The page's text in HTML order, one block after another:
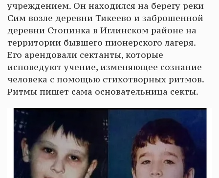
учреждением. Он находился на берегу реки
Сим возле деревни Тикеево и заброшенной
деревни Стопинка в Иглинском районе на
территории бывшего пионерского лагеря.
Его арендовали сектанты, которые
исповедуют учение, изменяющее сознание
человека с помощью стихотворных ритмов.
Ритмы пишет сама основательница секты.